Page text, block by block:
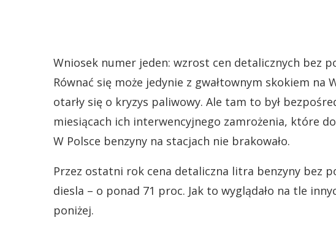
Wniosek numer jeden: wzrost cen detalicznych bez
Równać się może jedynie z gwałtownym skokiem
otarły się o kryzys paliwowy. Ale tam to był
miesiącach ich interwencyjnego zamrożenia, które
W Polsce benzyny na stacjach nie brakowało.
Przez ostatni rok cena detaliczna litra benzyny bez
diesla – o ponad 71 proc. Jak to wyglądało na tle
poniżej.